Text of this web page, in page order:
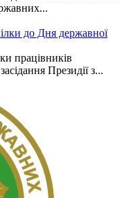
до Дня державної
працівників
Президії з...